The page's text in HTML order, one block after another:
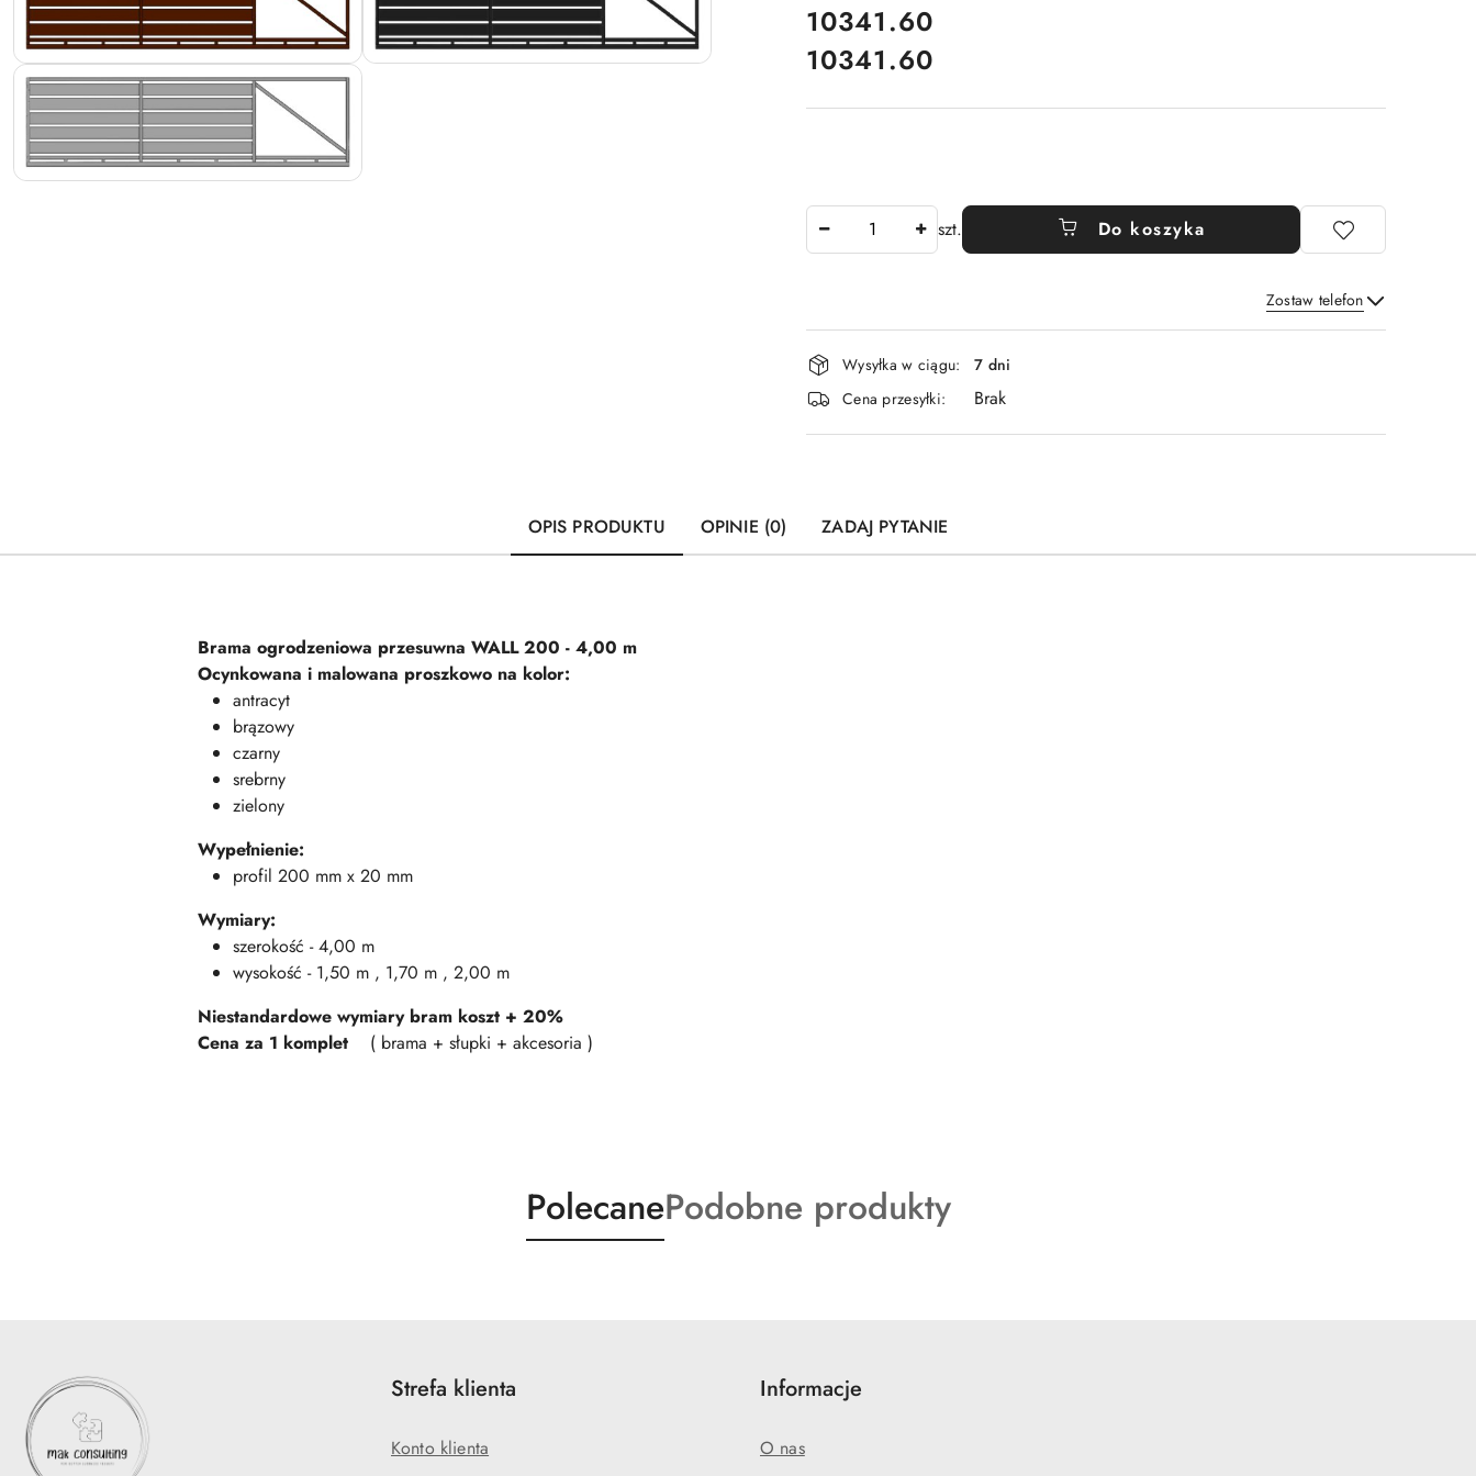
cena:
10341.60
Cena:
10341.60
szt. Do koszyka
Zostaw telefon
Wyślij
Dostępność
i
dostawa
Wysyłka w ciągu:
7 dni
Cena przesyłki:
Brak
OPIS PRODUKTU OPINIE (0) ZADAJ PYTANIE
Brama ogrodzeniowa przesuwna WALL 200 - 4,00 m
Ocynkowana i malowana proszkowo na kolor:
antracyt
brązowy
czarny
srebrny
zielony
Wypełnienie:
profil 200 mm x 20 mm
Wymiary:
szerokość - 4,00 m
wysokość - 1,50 m , 1,70 m , 2,00 m
Niestandardowe wymiary bram koszt + 20%
Cena za 1 komplet ( brama + słupki + akcesoria )
Produkty
o
PolecaneProdukty
o
Podobne produkty
Strefa klienta
Konto klienta
Informacje
O nas